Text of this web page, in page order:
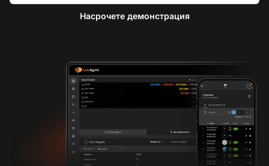
Насрочете демонстрация